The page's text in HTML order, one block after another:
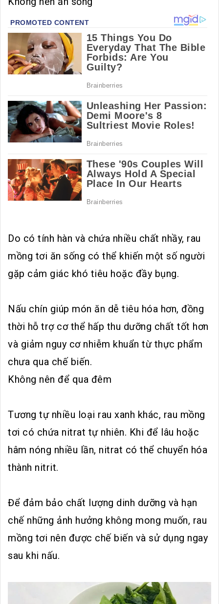
Do có tính hàn và chứa nhiều chất nhầy, rau
mồng tơi ăn sống có thể khiến một số người
gặp cảm giác khó tiêu hoặc đầy bụng.
Nấu chín giúp món ăn dễ tiêu hóa hơn, đồng
thời hỗ trợ cơ thể hấp thu dưỡng chất tốt hơn
và giảm nguy cơ nhiễm khuẩn từ thực phẩm
chưa qua chế biến.
Không nên để qua đêm
Tương tự nhiều loại rau xanh khác, rau mồng
tơi có chứa nitrat tự nhiên. Khi để lâu hoặc
hâm nóng nhiều lần, nitrat có thể chuyển hóa
thành nitrit.
Để đảm bảo chất lượng dinh dưỡng và hạn
chế những ảnh hưởng không mong muốn, rau
mồng tơi nên được chế biến và sử dụng ngay
sau khi nấu.